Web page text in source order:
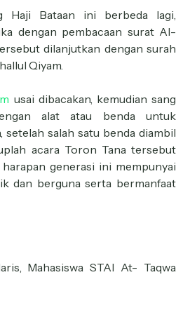
Haji Bataan ini berbeda lagi,
dengan pembacaan surat Al-
dilanjutkan dengan surah
Qiyam.
usai dibacakan, kemudian sang
alat atau benda untuk
setelah salah satu benda diambil
acara Toron Tana tersebut
generasi ini mempunyai
dan berguna serta bermanfaat
Mahasiswa STAI At- Taqwa